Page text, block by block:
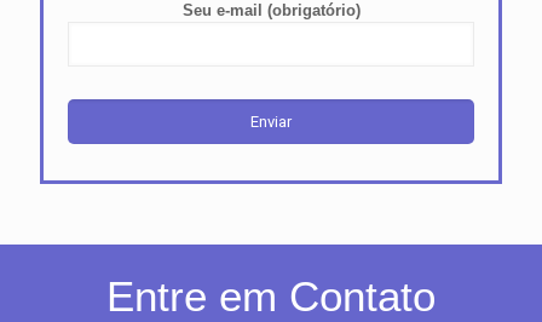
Seu e-mail (obrigatório)
Entre em Contato